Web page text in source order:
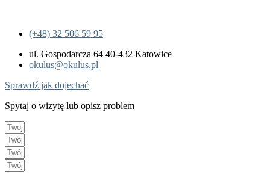
(+48) 32 506 59 95
ul. Gospodarcza 64 40-432 Katowice
okulus@okulus.pl
Sprawdź jak dojechać
Spytaj o wizytę lub opisz problem